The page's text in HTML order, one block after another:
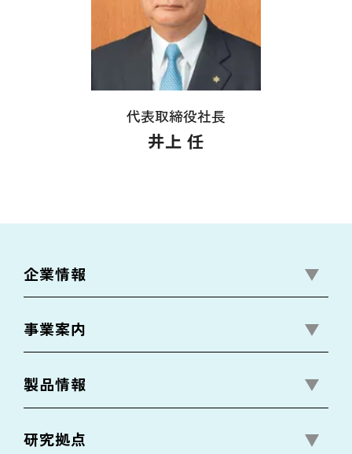
代表取締役社長
井上 任
企業情報
事業案内
製品情報
研究拠点